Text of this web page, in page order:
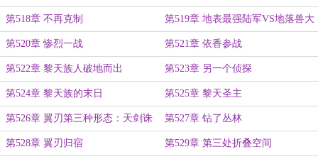
第518章 不再克制 第519章 地表最强陆军VS地落兽大
军
第520章 惨烈一战 第521章 依香参战
第522章 黎天族人破地而出 第523章 另一个侦探
第524章 黎天族的末日 第525章 黎天圣主
第526章 翼刃第三种形态：天剑诛
神
第527章 钻了丛林
第528章 翼刃归宿 第529章 第三处折叠空间